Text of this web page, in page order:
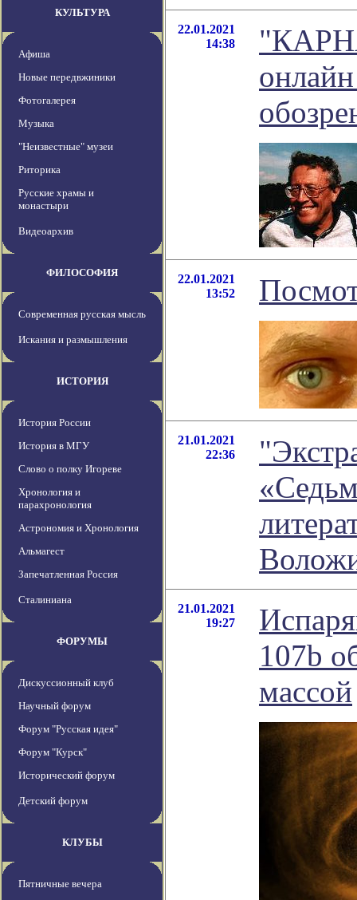
КУЛЬТУРА
Афиша
Новые передвжиники
Фотогалерея
Музыка
"Неизвестные" музеи
Риторика
Русские храмы и
монастыри
Видеоархив
ФИЛОСОФИЯ
Современная русская мысль
Искания и размышления
ИСТОРИЯ
История России
История в МГУ
Слово о полку Игореве
Хронология и
парахронология
Астрономия и Хронология
Альмагест
Запечатленная Россия
Сталиниана
ФОРУМЫ
Дискуссионный клуб
Научный форум
Форум "Русская идея"
Форум "Курск"
Исторический форум
Детский форум
КЛУБЫ
Пятничные вечера
22.01.2021
14:38
22.01.2021
13:52
21.01.2021
22:36
21.01.2021
19:27
107b
массой